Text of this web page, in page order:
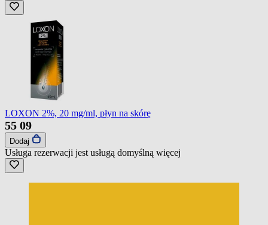
LOXON 2%, 20 mg/ml, płyn na skórę
55 09
Dodaj
Usługa rezerwacji jest usługą domyślną więcej